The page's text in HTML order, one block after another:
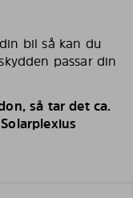
bil så kan du
passar din
så tar det ca.